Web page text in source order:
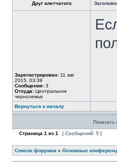
Друг клетчатого
Зарегистрирован: 11 авг
2015, 03:39
Сообщения: 3
Откуда: Центральное
черноземье
Вернуться к началу
Показать
Страница 1 из 1 [ Сообщений: 5 ]
Список форумов » Основные